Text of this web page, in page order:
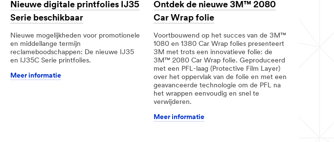
Nieuwe digitale printfolies IJ35
Serie beschikbaar
Nieuwe mogelijkheden voor promotionele
en middellange termijn
reclameboodschappen: De nieuwe IJ35
en IJ35C Serie printfolies.
Meer informatie
Ontdek de nieuwe 3M™ 2080
Car Wrap folie
Voortbouwend op het succes van de 3M™
1080 en 1380 Car Wrap folies presenteert
3M met trots een innovatieve folie: de
3M™ 2080 Car Wrap folie. Geproduceerd
met een PFL-laag (Protective Film Layer)
over het oppervlak van de folie en met een
geavanceerde technologie om de PFL na
het wrappen eenvoudig en snel te
verwijderen.
Meer informatie